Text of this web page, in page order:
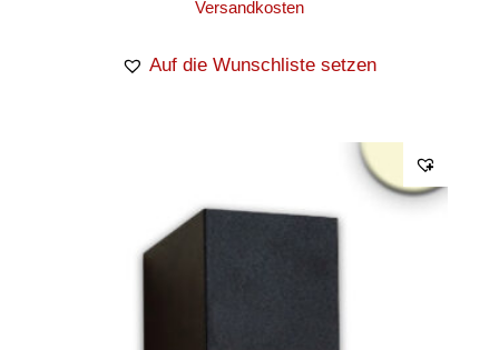
Versandkosten
Auf die Wunschliste setzen